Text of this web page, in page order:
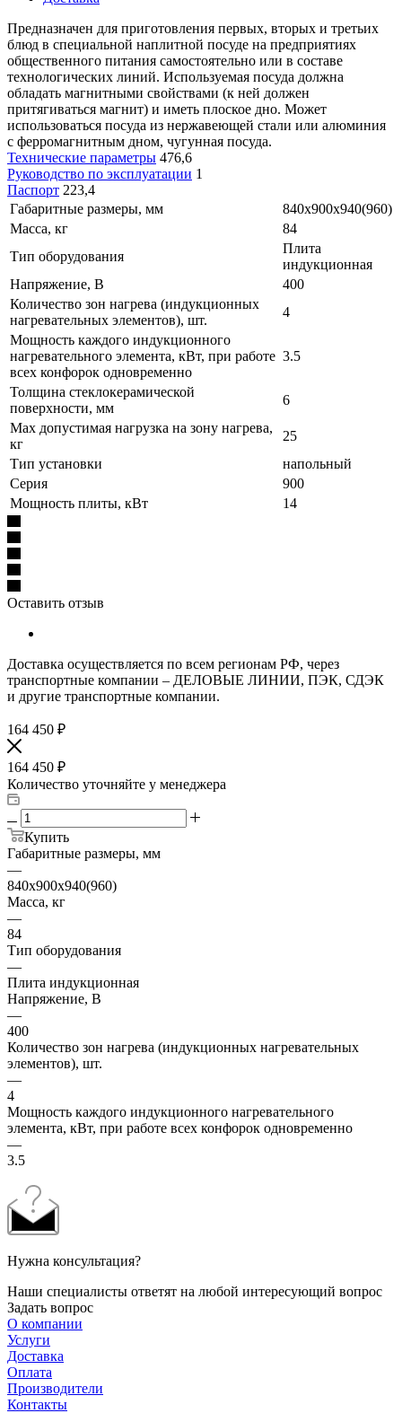
Предназначен для приготовления первых, вторых и третьих
блюд в специальной наплитной посуде на предприятиях
общественного питания самостоятельно или в составе
технологических линий. Используемая посуда должна
обладать магнитными свойствами (к ней должен
притягиваться магнит) и иметь плоское дно. Может
использоваться посуда из нержавеющей стали или алюминия
с ферромагнитным дном, чугунная посуда.
Технические параметры 476,6
Руководство по эксплуатации 1
Паспорт 223,4
Габаритные размеры, мм
840х900х940(960)
Масса, кг
84
Тип оборудования
Плита
индукционная
Напряжение, В
400
Количество зон нагрева (индукционных
нагревательных элементов), шт.
4
Мощность каждого индукционного
нагревательного элемента, кВт, при работе
всех конфорок одновременно
3.5
Толщина стеклокерамической
поверхности, мм
6
Max допустимая нагрузка на зону нагрева,
кг
25
Тип установки
напольный
Серия
900
Мощность плиты, кВт
14
Оставить отзыв
Доставка осуществляется по всем регионам РФ, через
транспортные компании – ДЕЛОВЫЕ ЛИНИИ, ПЭК, СДЭК
и другие транспортные компании.
164 450 ₽
164 450 ₽
Количество уточняйте у менеджера
Купить
Габаритные размеры, мм
—
840х900х940(960)
Масса, кг
—
84
Тип оборудования
—
Плита индукционная
Напряжение, В
—
400
Количество зон нагрева (индукционных нагревательных
элементов), шт.
—
4
Мощность каждого индукционного нагревательного
элемента, кВт, при работе всех конфорок одновременно
—
3.5
Нужна консультация?
Наши специалисты ответят на любой интересующий вопрос
Задать вопрос
О компании
Услуги
Доставка
Оплата
Производители
Контакты